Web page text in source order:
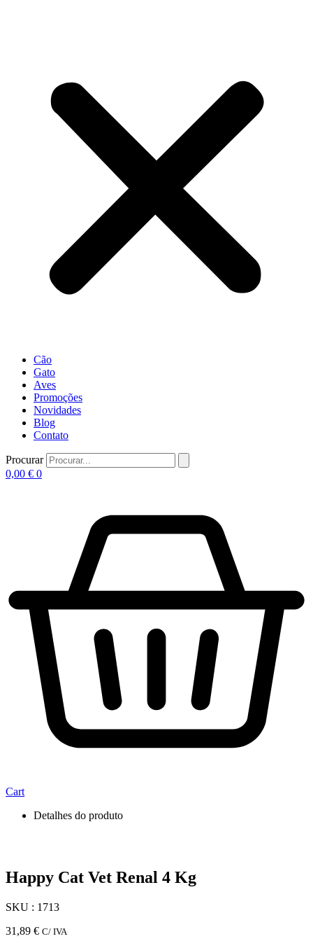
Cão
Gato
Aves
Promoções
Novidades
Blog
Contato
Procurar
0,00 € 0
Cart
Detalhes do produto
Happy Cat Vet Renal 4 Kg
SKU : 1713
31,89 € C/ IVA